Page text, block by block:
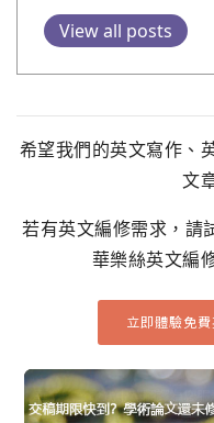
View all posts
希望我們的英文寫作、
文
若有英文編修需求，請
華樂絲英文編
立即體驗免